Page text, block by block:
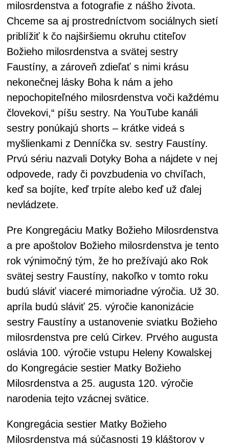
milosrdenstva a fotografie z nášho života.
Chceme sa aj prostredníctvom sociálnych sietí
priblížiť k čo najširšiemu okruhu ctiteľov
Božieho milosrdenstva a svätej sestry
Faustíny, a zároveň zdieľať s nimi krásu
nekonečnej lásky Boha k nám a jeho
nepochopiteľného milosrdenstva voči každému
človekovi,“ píšu sestry. Na YouTube kanáli
sestry ponúkajú shorts – krátke videá s
myšlienkami z Denníčka sv. sestry Faustíny.
Prvú sériu nazvali Dotyky Boha a nájdete v nej
odpovede, rady či povzbudenia vo chvíľach,
keď sa bojíte, keď trpíte alebo keď už ďalej
nevládzete.
Pre Kongregáciu Matky Božieho Milosrdenstva
a pre apoštolov Božieho milosrdenstva je tento
rok výnimočný tým, že ho prežívajú ako Rok
svätej sestry Faustíny, nakoľko v tomto roku
budú sláviť viaceré mimoriadne výročia. Už 30.
apríla budú sláviť 25. výročie kanonizácie
sestry Faustíny a ustanovenie sviatku Božieho
milosrdenstva pre celú Cirkev. Prvého augusta
oslávia 100. výročie vstupu Heleny Kowalskej
do Kongregácie sestier Matky Božieho
Milosrdenstva a 25. augusta 120. výročie
narodenia tejto vzácnej svätice.
Kongregácia sestier Matky Božieho
Milosrdenstva má súčasnosti 19 kláštorov v